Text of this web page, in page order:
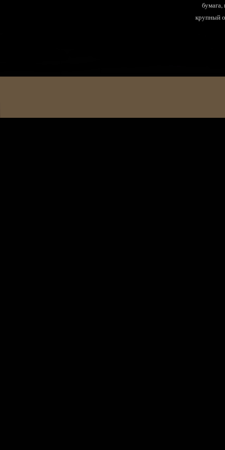
крупный